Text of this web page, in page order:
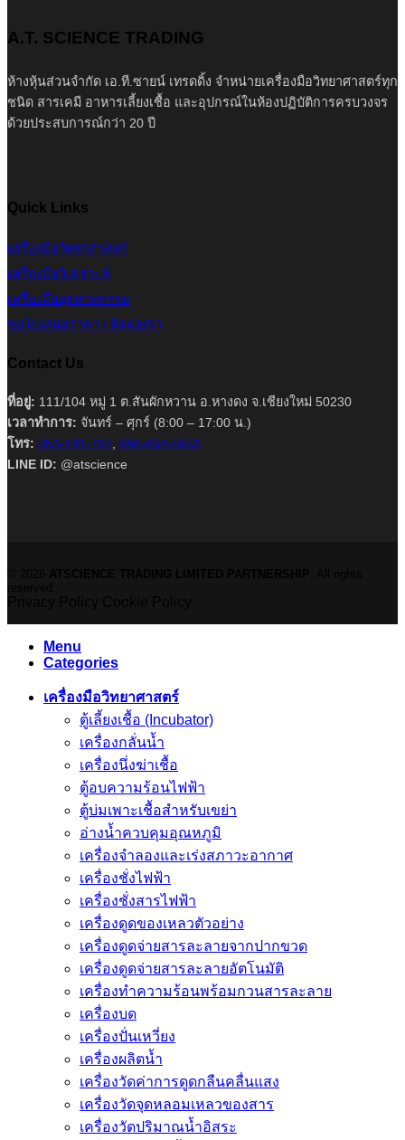
A.T. SCIENCE TRADING
ห้างหุ้นส่วนจำกัด เอ.ที.ซายน์ เทรดดิ้ง จำหน่ายเครื่องมือวิทยาศาสตร์ทุก
ชนิด สารเคมี อาหารเลี้ยงเชื้อ และอุปกรณ์ในห้องปฏิบัติการครบวงจร
ด้วยประสบการณ์กว่า 20 ปี
Quick Links
เครื่องมือวิทยาศาสตร์
เครื่องมือวิเคราะห์
เครื่องมืออุตสาหกรรม
ขอใบเสนอราคา / ติดต่อเรา
Contact Us
ที่อยู่: 111/104 หมู่ 1 ต.สันผักหวาน อ.หางดง จ.เชียงใหม่ 50230
เวลาทำการ: จันทร์ – ศุกร์ (8:00 – 17:00 น.)
โทร: 053-441-794 086-654-5653
LINE ID: @atscience
Menu
Categories
เครื่องมือวิทยาศาสตร์
ตู้เลี้ยงเชื้อ (Incubator)
เครื่องกลั่นน้ำ
เครื่องนึ่งฆ่าเชื้อ
ตู้อบความร้อนไฟฟ้า
ตู้บ่มเพาะเชื้อสำหรับเขย่า
อ่างน้ำควบคุมอุณหภูมิ
เครื่องจำลองและเร่งสภาวะอากาศ
เครื่องชั่งไฟฟ้า
เครื่องชั่งสารไฟฟ้า
เครื่องดูดของเหลวตัวอย่าง
เครื่องดูดจ่ายสารละลายจากปากขวด
เครื่องดูดจ่ายสารละลายอัตโนมัติ
เครื่องทำความร้อนพร้อมกวนสารละลาย
เครื่องบด
เครื่องปั่นเหวี่ยง
เครื่องผลิตน้ำ
เครื่องวัดค่าการดูดกลืนคลื่นแสง
เครื่องวัดจุดหลอมเหลวของสาร
เครื่องวัดปริมาณน้ำอิสระ